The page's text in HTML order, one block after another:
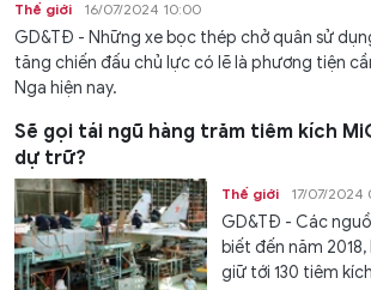
Thế giới 16/07/2024 10:00
GD&TĐ - Những xe bọc thép chở quân sử
tăng chiến đấu chủ lực có lẽ là phương tiện
Nga hiện nay.
Sẽ gọi tái ngũ hàng trăm tiêm kích
dự trữ?
Thế giới 17/07/2024
GD&TĐ - Các
biết đến năm
giữ tới 130 tiêm